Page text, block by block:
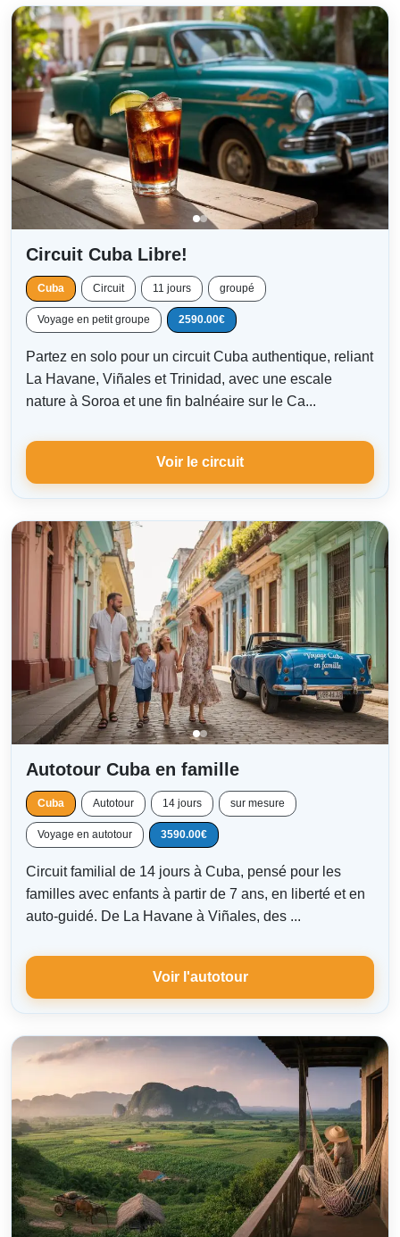
Circuit Cuba Libre!
Cuba Circuit 11 jours groupé
Voyage en petit groupe 2590.00€
Partez en solo pour un circuit Cuba authentique, reliant
La Havane, Viñales et Trinidad, avec une escale
nature à Soroa et une fin balnéaire sur le Ca...
Voir le circuit
Autotour Cuba en famille
Cuba Autotour 14 jours sur mesure
Voyage en autotour 3590.00€
Circuit familial de 14 jours à Cuba, pensé pour les
familles avec enfants à partir de 7 ans, en liberté et en
auto-guidé. De La Havane à Viñales, des ...
Voir l'autotour